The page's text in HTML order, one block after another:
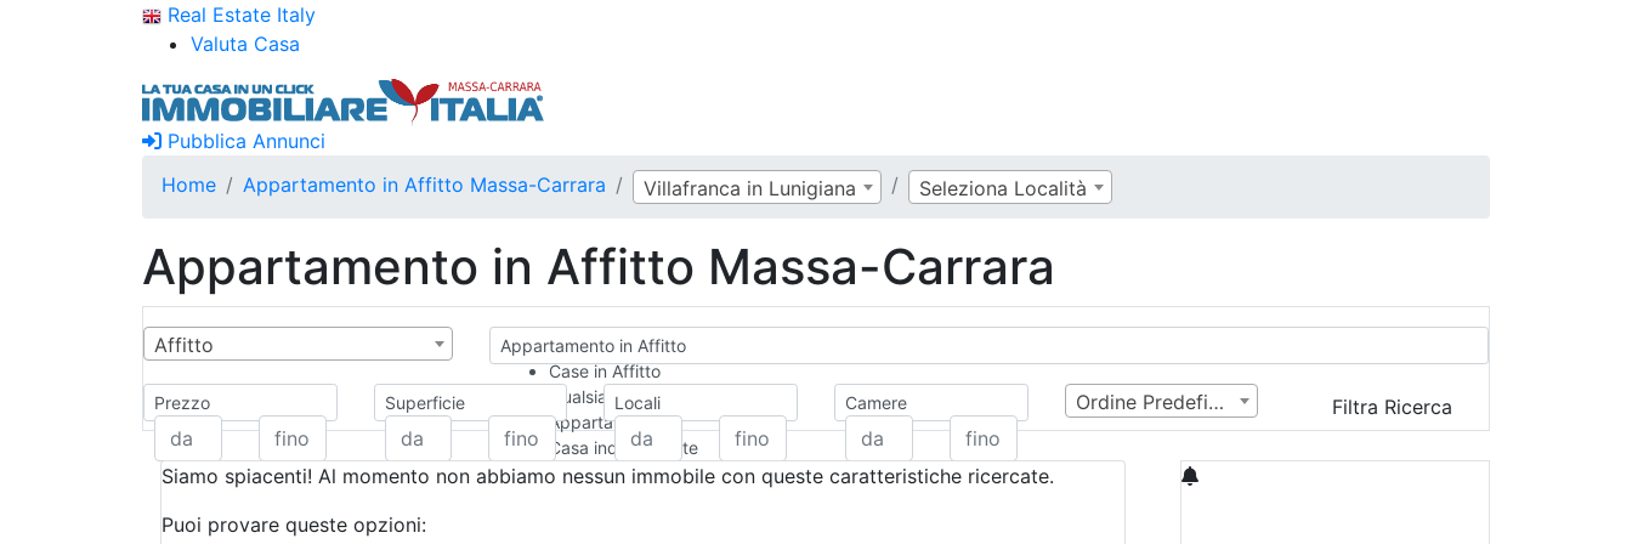
Real Estate Italy
Valuta Casa
Pubblica Annunci
Home
Appartamento in Affitto Massa-Carrara Villafranca in Lunigiana Seleziona Località
Appartamento in Affitto Massa-Carrara
Affitto
Appartamento in Affitto
Case in Affitto
Qualsiasi
Appartamento
Casa indipendente
Casa Semi-indipendente
Prezzo Superficie Locali Camere Ordine Predefinito Filtra Ricerca
Siamo spiacenti! Al momento non abbiamo nessun immobile con queste caratteristiche ricercate.
Puoi provare queste opzioni: